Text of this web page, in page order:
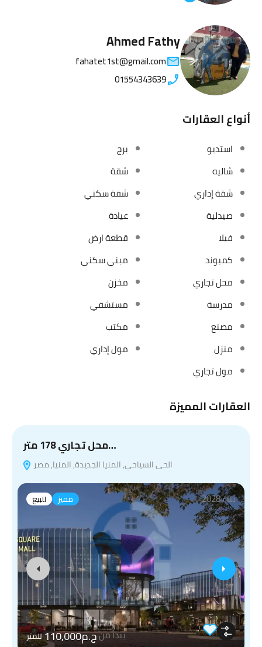
Ahmed Fathy
fahatet1st@gmail.com
01554343639
أنواع العقارات
استديو
برج
شاليه
شقة
شقة إداري
شقة سكني
صيدلية
عيادة
فيلا
قطعة ارض
كمبوند
مبني سكني
محل تجاري
مخزن
مدرسة
مستشفي
مصنع
مكتب
منزل
مول إداري
مول تجاري
العقارات المميزة
محل تجاري 178 متر…
الحى السياحي, المنيا الجديدة, المنيا, مصر
للبيع مميز بناء 2028
يبدأ منج.م110,000 للمتر